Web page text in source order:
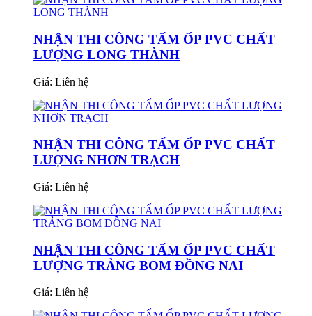
NHẬN THI CÔNG TẤM ỐP PVC CHẤT
LƯỢNG LONG THÀNH
Giá: Liên hệ
NHẬN THI CÔNG TẤM ỐP PVC CHẤT
LƯỢNG NHƠN TRẠCH
Giá: Liên hệ
NHẬN THI CÔNG TẤM ỐP PVC CHẤT
LƯỢNG TRẢNG BOM ĐỒNG NAI
Giá: Liên hệ